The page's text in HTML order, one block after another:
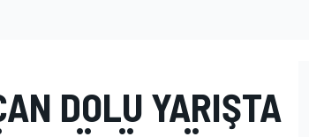
DOLU YARIŞTA